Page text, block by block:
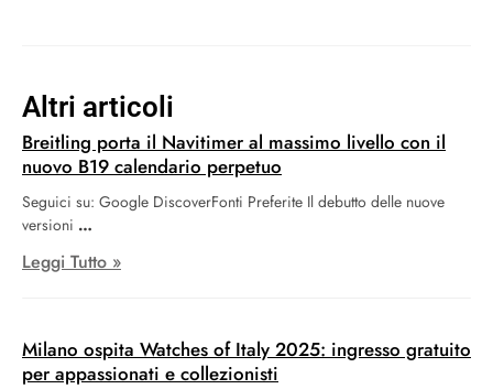
Altri articoli
Breitling porta il Navitimer al massimo livello con il
nuovo B19 calendario perpetuo
Seguici su: Google DiscoverFonti Preferite Il debutto delle nuove
versioni
Leggi Tutto »
Milano ospita Watches of Italy 2025: ingresso gratuito
per appassionati e collezionisti